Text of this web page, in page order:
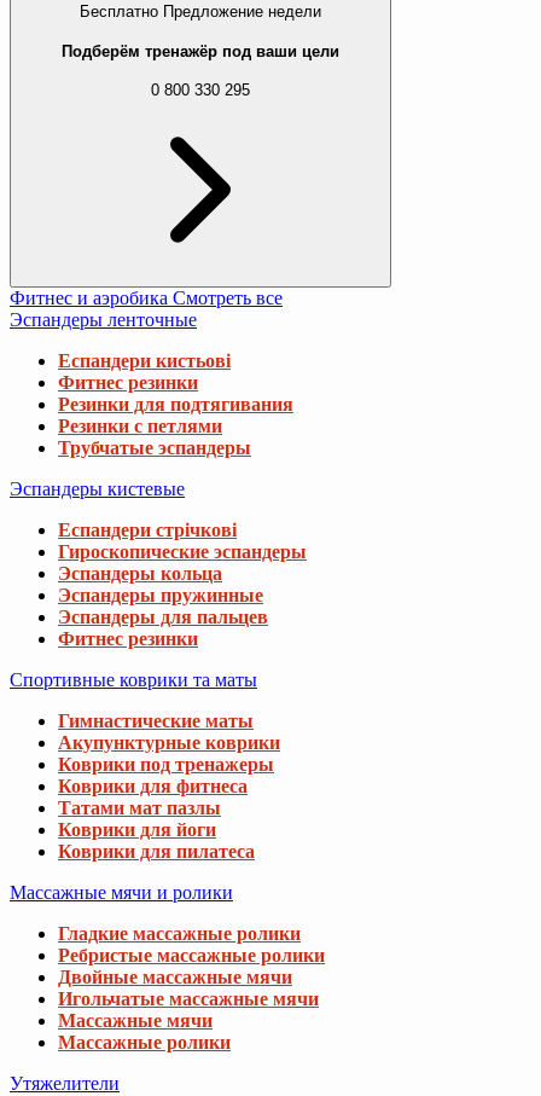
Бесплатно Предложение недели
Подберём тренажёр под ваши цели
0 800 330 295
Фитнес и аэробика Смотреть все
Эспандеры ленточные
Еспандери кистьові
Фитнес резинки
Резинки для подтягивания
Резинки с петлями
Трубчатые эспандеры
Эспандеры кистевые
Еспандери стрічкові
Гироскопические эспандеры
Эспандеры кольца
Эспандеры пружинные
Эспандеры для пальцев
Фитнес резинки
Спортивные коврики та маты
Гимнастические маты
Акупунктурные коврики
Коврики под тренажеры
Коврики для фитнеса
Татами мат пазлы
Коврики для йоги
Коврики для пилатеса
Массажные мячи и ролики
Гладкие массажные ролики
Ребристые массажные ролики
Двойные массажные мячи
Игольчатые массажные мячи
Массажные мячи
Массажные ролики
Утяжелители